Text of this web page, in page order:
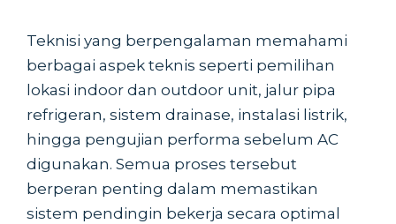
Teknisi yang berpengalaman memahami
berbagai aspek teknis seperti pemilihan
lokasi indoor dan outdoor unit, jalur pipa
refrigeran, sistem drainase, instalasi listrik,
hingga pengujian performa sebelum AC
digunakan. Semua proses tersebut
berperan penting dalam memastikan
sistem pendingin bekerja secara optimal